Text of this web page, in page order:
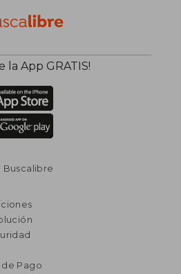
la App GRATIS!
Buscalibre
de Pago